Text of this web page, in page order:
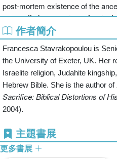
post-mortem existence of the
grave offerings, mortuary feasts,
The Hebrew Bible is littered with
and beliefs, yet the specific
certain biblical land claims has
remedies this in presenting
impact of ancestor veneration
ancestor veneration, which
experiences of various socio-
claims to the land were won and
作者簡介
Francesca Stavrakopoulou is
the University of Exeter, UK. Her
Israelite religion, Judahite
Hebrew Bible. She is the author of
Sacrifice: Biblical Distortions of
2004).
主題書展
更多書展